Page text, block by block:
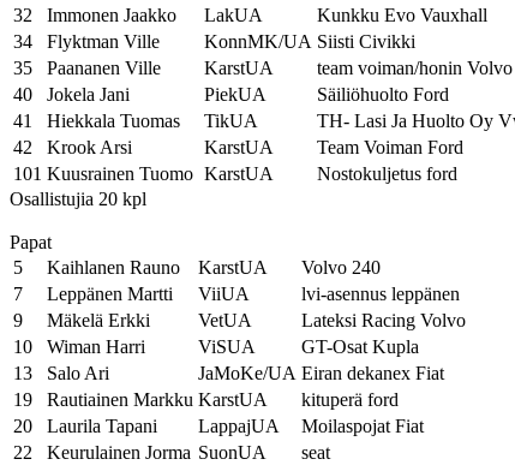
32
Immonen Jaakko LakUA
Kunkku Evo Vauxhall
34
Flyktman Ville KonnMK/UA Siisti Civikki
35
Paananen Ville KarstUA
team voiman/honin Volvo
40
Jokela Jani PiekUA
Säiliöhuolto Ford
41
Hiekkala Tuomas TikUA
TH- Lasi Ja Huolto Oy
42
Krook Arsi KarstUA
Team Voiman Ford
101 Kuusrainen Tuomo KarstUA
Nostokuljetus ford
Osallistujia 20 kpl
Papat
5
Kaihlanen Rauno KarstUA
Volvo 240
7
Leppänen Martti ViiUA
lvi-asennus leppänen
9
Mäkelä Erkki VetUA
Lateksi Racing Volvo
10
Wiman Harri ViSUA
GT-Osat Kupla
13
Salo Ari JaMoKe/UA Eiran dekanex Fiat
19
Rautiainen Markku KarstUA
kituperä ford
20
Laurila Tapani LappajUA
Moilaspojat Fiat
22
Keurulainen Jorma SuonUA seat